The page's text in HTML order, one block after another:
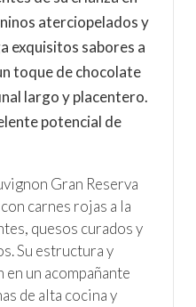
aterciopelados y
exquisitos sabores a
toque de chocolate
largo y placentero.
potencial de
Gran Reserva
carnes rojas a la
quesos curados y
Su estructura y
un acompañante
de alta cocina y